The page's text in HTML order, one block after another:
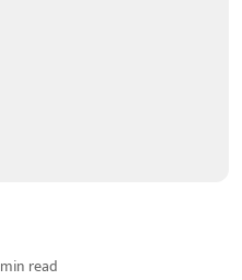
min read